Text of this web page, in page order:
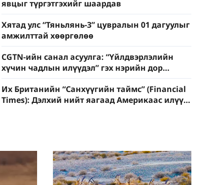
явцыг түргэтгэхийг шаардав
Хятад улс “Тяньлянь-3” цувралын 01 дагуулыг
амжилттай хөөргөлөө
CGTN-ийн санал асуулга: “Үйлдвэрлэлийн
хүчин чадлын илүүдэл” гэх нэрийн дор
худалдааны ивээх бодлогыг халхалж
болохгүй
Их Британийн “Санхүүгийн таймс” (Financial
Times): Дэлхий нийт яагаад Америкаас илүү